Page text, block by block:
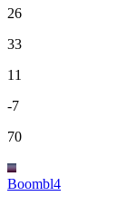
26
33
11
-7
70
Boombl4